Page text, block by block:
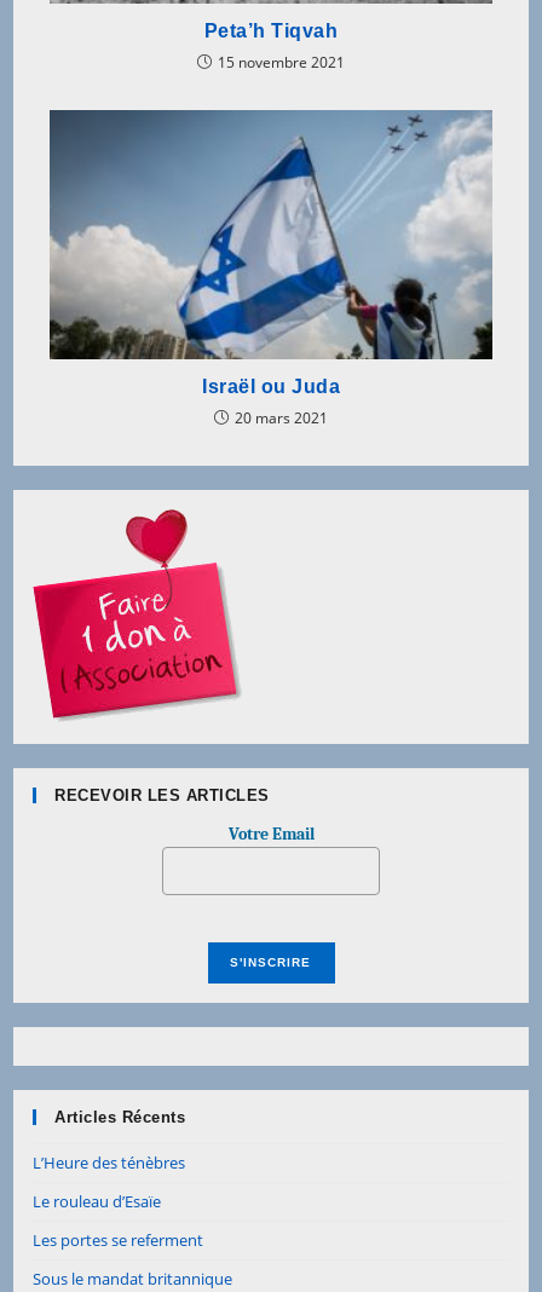
Peta’h Tiqvah
15 novembre 2021
Israël ou Juda
20 mars 2021
RECEVOIR LES ARTICLES
Votre Email
Articles Récents
L’Heure des ténèbres
Le rouleau d’Esaïe
Les portes se referment
Sous le mandat britannique